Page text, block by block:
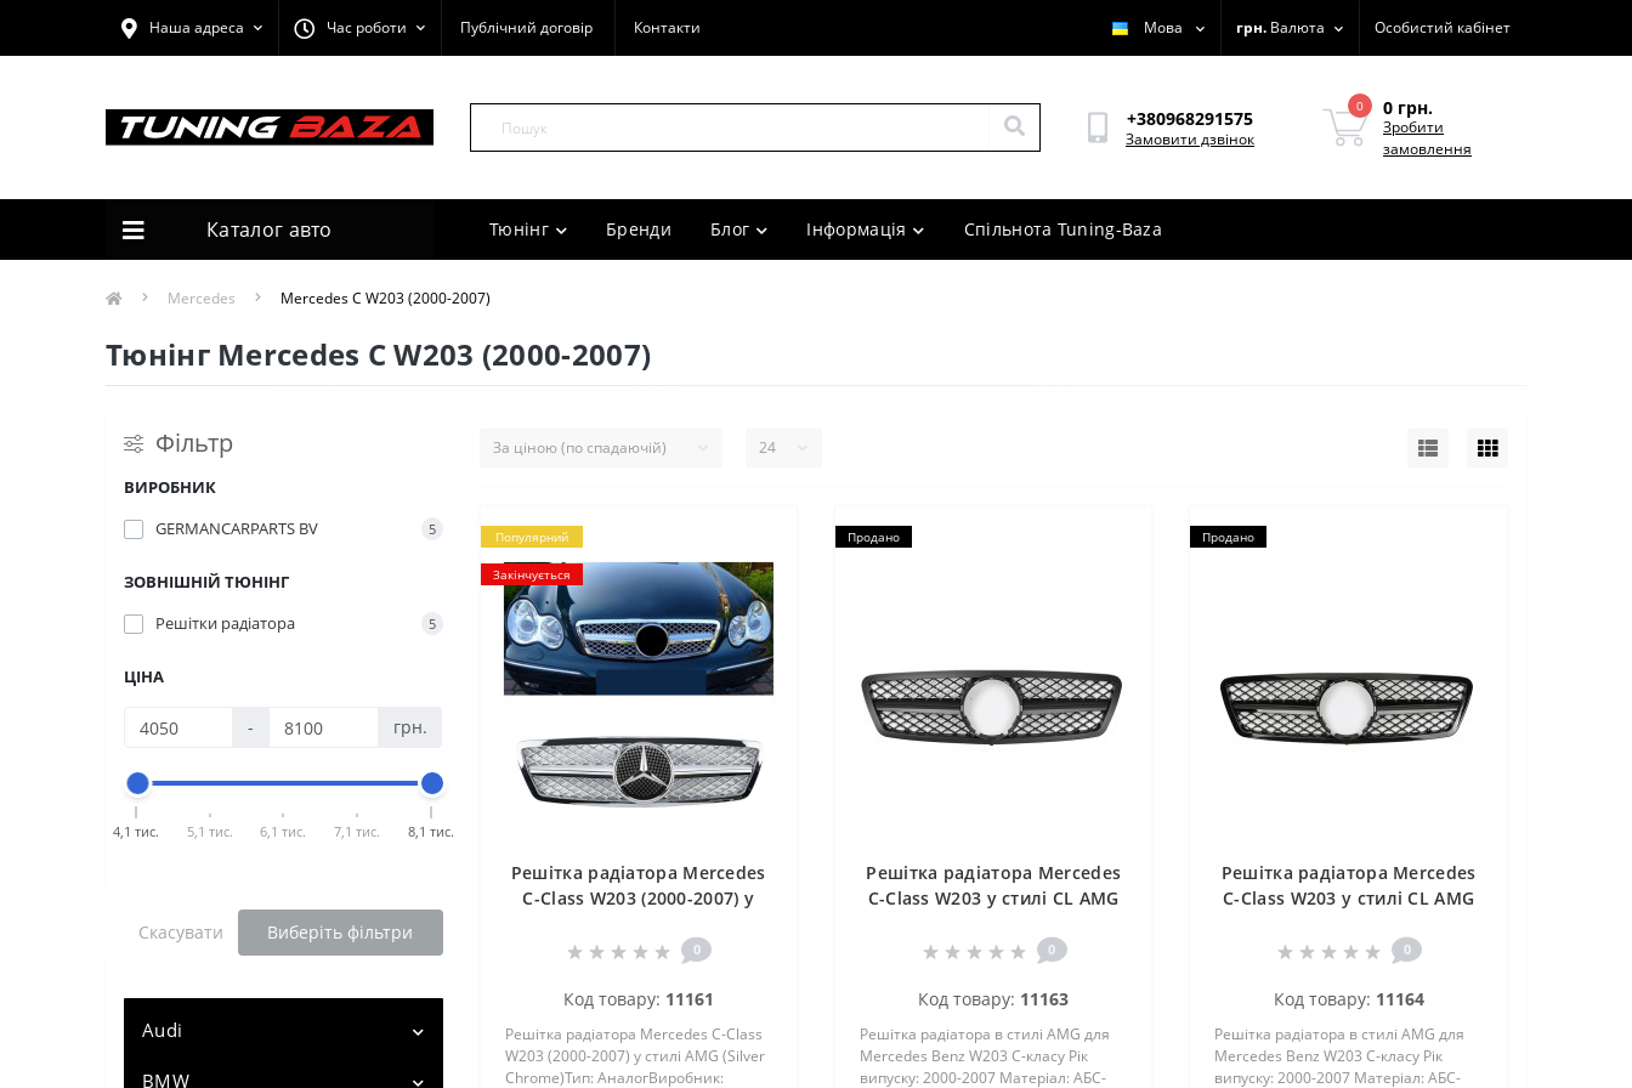
Наша адреса Час роботи Публічний договір Контакти Мова грн. Валюта Особистий кабінет
+380968291575
Замовити дзвінок
0 0 грн.
Зробити
замовлення
Каталог авто Тюнінг Бренди Блог Інформація Спільнота Tuning-Baza
Mercedes Mercedes C W203 (2000-2007)
Тюнінг Mercedes C W203 (2000-2007)
Фільтр
ВИРОБНИК
GERMANCARPARTS BV
5
ЗОВНІШНІЙ ТЮНІНГ
Решітки радіатора
5
ЦІНА
- грн.
4,1 тис. 5,1 тис. 6,1 тис. 7,1 тис. 8,1 тис.
Скасувати Виберіть фільтри
Audi
Audi A3 (8V) (2012 - ...)
BMW
Популярний
Закінчується
Решітка радіатора Mercedes
C-Class W203 (2000-2007) у
0
Код товару: 11161
Решітка радіатора Mercedes C-Class
W203 (2000-2007) у стилі AMG (Silver
Chrome)Тип: АналогВиробник:
Продано
Решітка радіатора Mercedes
C-Class W203 у стилі CL AMG
0
Код товару: 11163
Решітка радіатора в стилі AMG для
Mercedes Benz W203 C-класу Рік
випуску: 2000-2007 Матеріал: АБС-
Продано
Решітка радіатора Mercedes
C-Class W203 у стилі CL AMG
0
Код товару: 11164
Решітка радіатора в стилі AMG для
Mercedes Benz W203 C-класу Рік
випуску: 2000-2007 Матеріал: АБС-